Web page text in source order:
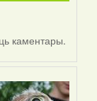
каментары.